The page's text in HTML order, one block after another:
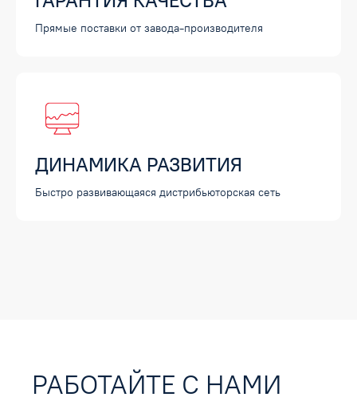
Прямые поставки от завода-производителя
ДИНАМИКА РАЗВИТИЯ
Быстро развивающаяся дистрибьюторская сеть
РАБОТАЙТЕ С НАМИ